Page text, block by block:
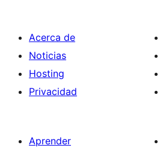
Acerca de
Noticias
Hosting
Privacidad
Aprender